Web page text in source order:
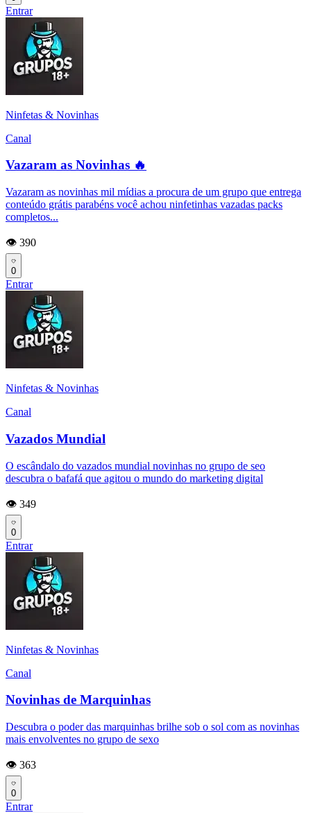
Entrar
Ninfetas & Novinhas
Canal
Vazaram as Novinhas 🔥
Vazaram as novinhas mil mídias a procura de um grupo que entrega
conteúdo grátis parabéns você achou ninfetinhas vazadas packs
completos...
👁️ 390
0
Entrar
Ninfetas & Novinhas
Canal
Vazados Mundial
O escândalo do vazados mundial novinhas no grupo de seo
descubra o bafafá que agitou o mundo do marketing digital
👁️ 349
0
Entrar
Ninfetas & Novinhas
Canal
Novinhas de Marquinhas
Descubra o poder das marquinhas brilhe sob o sol com as novinhas
mais envolventes no grupo de sexo
👁️ 363
0
Entrar